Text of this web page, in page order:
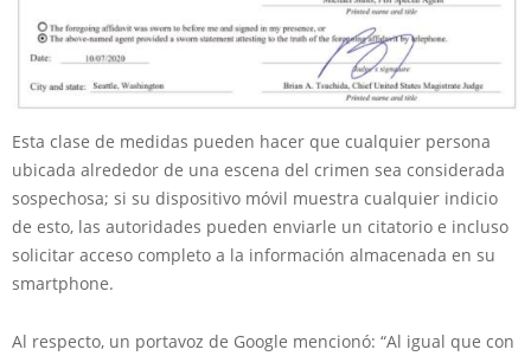
Esta clase de medidas pueden hacer que cualquier persona
ubicada alrededor de una escena del crimen sea considerada
sospechosa; si su dispositivo móvil muestra cualquier indicio
de esto, las autoridades pueden enviarle un citatorio e incluso
solicitar acceso completo a la información almacenada en su
smartphone.
Al respecto, un portavoz de Google mencionó: “Al igual que con